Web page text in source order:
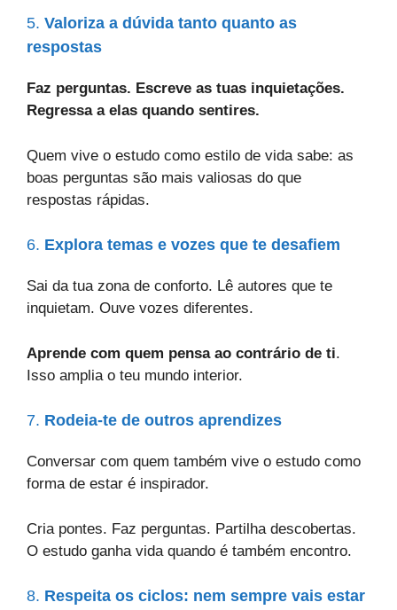
5. Valoriza a dúvida tanto quanto as
respostas
Faz perguntas. Escreve as tuas inquietações.
Regressa a elas quando sentires.
Quem vive o estudo como estilo de vida sabe: as
boas perguntas são mais valiosas do que
respostas rápidas.
6. Explora temas e vozes que te desafiem
Sai da tua zona de conforto. Lê autores que te
inquietam. Ouve vozes diferentes.
Aprende com quem pensa ao contrário de ti.
Isso amplia o teu mundo interior.
7. Rodeia-te de outros aprendizes
Conversar com quem também vive o estudo como
forma de estar é inspirador.
Cria pontes. Faz perguntas. Partilha descobertas.
O estudo ganha vida quando é também encontro.
8. Respeita os ciclos: nem sempre vais estar